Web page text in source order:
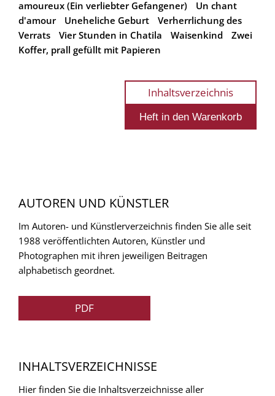
amoureux (Ein verliebter Gefangener)
Un chant
d'amour
Uneheliche Geburt
Verherrlichung des
Verrats
Vier Stunden in Chatila Waisenkind
Zwei
Koffer, prall gefüllt mit Papieren
Inhaltsverzeichnis
AUTOREN UND KÜNSTLER
Im Autoren- und Künstlerverzeichnis finden Sie alle seit
1988 veröffentlichten Autoren, Künstler und
Photographen mit ihren jeweiligen Beitragen
alphabetisch geordnet.
PDF
INHALTSVERZEICHNISSE
Hier finden Sie die Inhaltsverzeichnisse aller